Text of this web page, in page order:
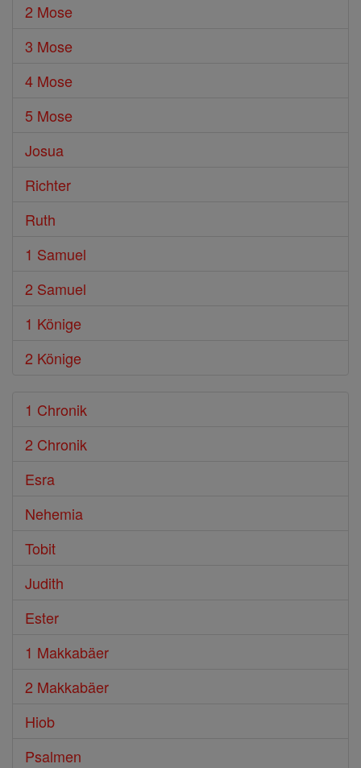
2 Mose
3 Mose
4 Mose
5 Mose
Josua
Richter
Ruth
1 Samuel
2 Samuel
1 Könige
2 Könige
1 Chronik
2 Chronik
Esra
Nehemia
Tobit
Judith
Ester
1 Makkabäer
2 Makkabäer
Hiob
Psalmen